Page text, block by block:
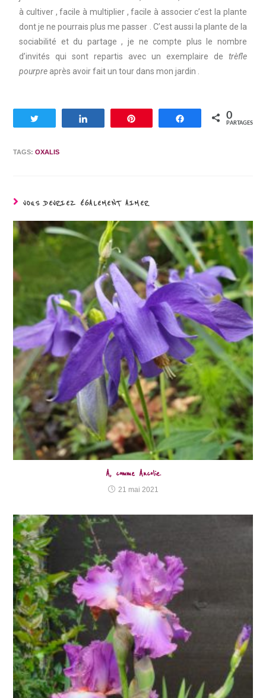
à cultiver , facile à multiplier , facile à associer c’est la plante
dont je ne pourrais plus me passer . C’est aussi la plante de la
sociabilité et du partage , je ne compte plus le nombre
d’invités qui sont repartis avec un exemplaire de trèfle
pourpre après avoir fait un tour dans mon jardin .
Enregistrer Partagez 0
PARTAGES
TAGS:OXALIS
VOUS DEVRIEZ ÉGALEMENT AIMER
A, comme Ancolie.
21 mai 2021